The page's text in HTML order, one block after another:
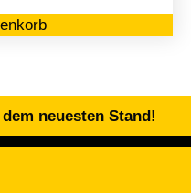
neuesten Stand!